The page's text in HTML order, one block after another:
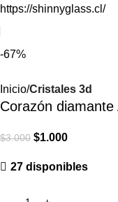
https://shinnyglass.cl/
-67%
Inicio Cristales 3d
Corazón diamante
$3.000 $1.000
27 disponibles